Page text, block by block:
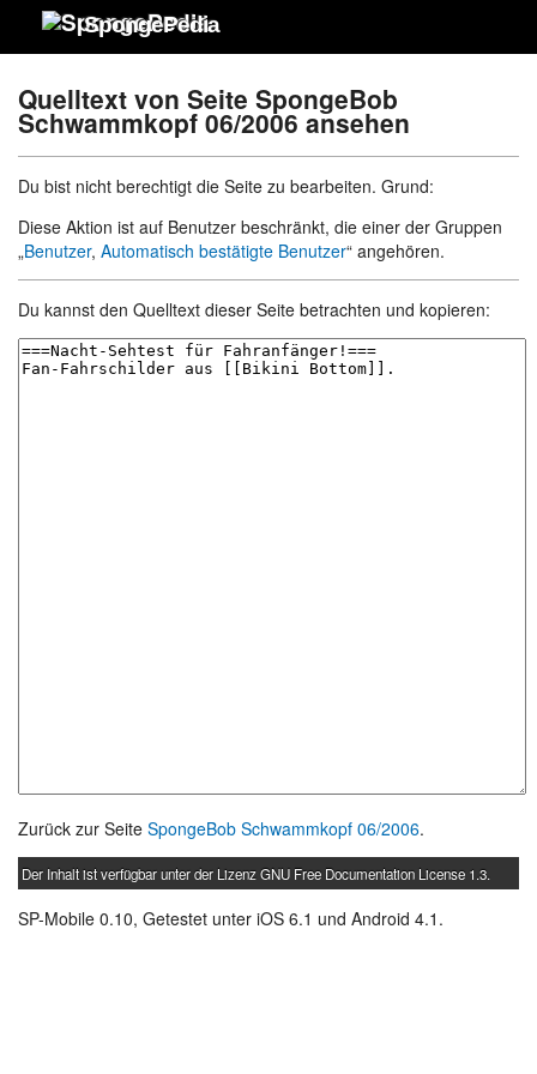
SpongePedia
Quelltext von Seite SpongeBob
Schwammkopf 06/2006 ansehen
Du bist nicht berechtigt die Seite zu bearbeiten. Grund:
Diese Aktion ist auf Benutzer beschränkt, die einer der Gruppen
„Benutzer, Automatisch bestätigte Benutzer“ angehören.
Du kannst den Quelltext dieser Seite betrachten und kopieren:
Zurück zur Seite SpongeBob Schwammkopf 06/2006.
Der Inhalt ist verfügbar unter der LizenzGNU Free Documentation License 1.3
SP-Mobile 0.10, Getestet unter iOS 6.1 und Android 4.1.